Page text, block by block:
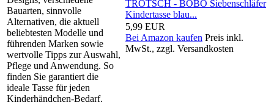
Bauarten, sinnvolle
Alternativen, die aktuell
beliebtesten Modelle und
führenden Marken sowie
wertvolle Tipps zur Auswahl,
Pflege und Anwendung. So
finden Sie garantiert die
ideale Tasse für jeden
Kinderhändchen-Bedarf.
TRÖTSCH - BOBO Siebenschläfer
Kindertasse blau...
5,99 EUR
Bei Amazon kaufen Preis inkl.
MwSt., zzgl. Versandkosten